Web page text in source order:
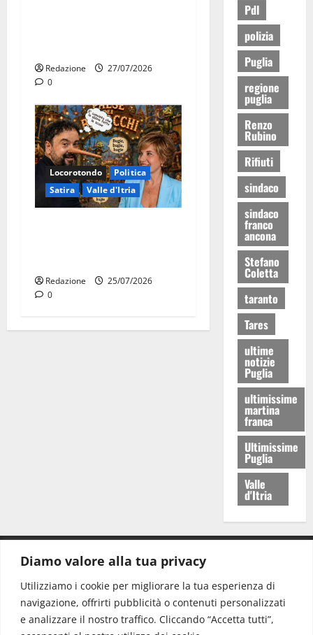
Diamo valore alla tua privacy
Utilizziamo i cookie per migliorare la tua esperienza di
navigazione, offrirti pubblicità o contenuti personalizzati
e analizzare il nostro traffico. Cliccando “Accetta tutti”,
Redazione
27/07/2026
0
Locorotondo
Politica
Satira
Valle d'Itria
Redazione
25/07/2026
0
Pdl
polizia
Puglia
regione
puglia
Renzo
Rubino
Rifiuti
sindaco
sindaco
franco
ancona
Stefano
Coletta
taranto
Tares
ultime
notizie
Puglia
ultimissime
martina
franca
Ultimissime
Puglia
Valle
d'Itria
Redazione: redazione@www.martinasera.it
Direttore:direttore@www.martinasera.it